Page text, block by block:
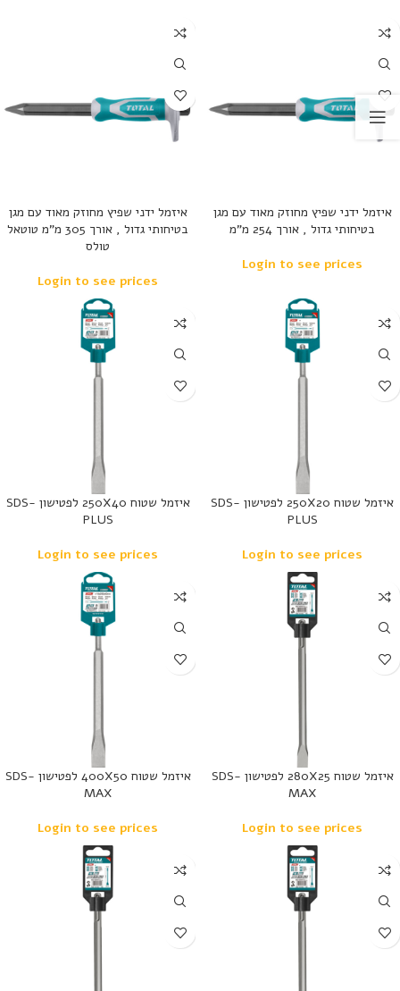
נמכר
איזמל ידני שפיץ מחוזק מאוד עם מגן
בטיחותי גדול , אורך 254 מ”מ
Login to see prices
נמכר
איזמל ידני שפיץ מחוזק מאוד עם מגן
בטיחותי גדול , אורך 305 מ”מ טוטאל
טולס
Login to see prices
נמכר
איזמל שטוח 250X20 לפטישון SDS-
PLUS
Login to see prices
נמכר
איזמל שטוח 250X40 לפטישון SDS-
PLUS
Login to see prices
נמכר
איזמל שטוח 280X25 לפטישון SDS-
MAX
Login to see prices
נמכר
איזמל שטוח 400X50 לפטישון SDS-
MAX
Login to see prices
נמכר נמכר